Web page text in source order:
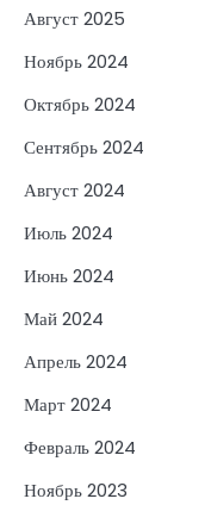
Август 2025
Ноябрь 2024
Октябрь 2024
Сентябрь 2024
Август 2024
Июль 2024
Июнь 2024
Май 2024
Апрель 2024
Март 2024
Февраль 2024
Ноябрь 2023